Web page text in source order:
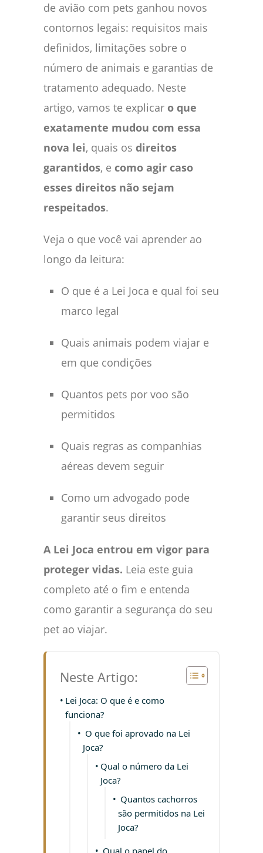
de avião com pets ganhou novos
contornos legais: requisitos mais
definidos, limitações sobre o
número de animais e garantias de
tratamento adequado. Neste
artigo, vamos te explicar o que
exatamente mudou com essa
nova lei, quais os direitos
garantidos, e como agir caso
esses direitos não sejam
respeitados.
Veja o que você vai aprender ao
longo da leitura:
O que é a Lei Joca e qual foi seu
marco legal
Quais animais podem viajar e
em que condições
Quantos pets por voo são
permitidos
Quais regras as companhias
aéreas devem seguir
Como um advogado pode
garantir seus direitos
A Lei Joca entrou em vigor para
proteger vidas. Leia este guia
completo até o fim e entenda
como garantir a segurança do seu
pet ao viajar.
Neste Artigo:
Lei Joca: O que é e como
funciona?
O que foi aprovado na Lei
Joca?
Qual o número da Lei
Joca?
Quantos cachorros
são permitidos na Lei
Joca?